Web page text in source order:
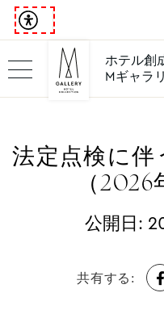
ホテル創
Mギャラ
法定点検に伴
（2026
公開日:
共有する: